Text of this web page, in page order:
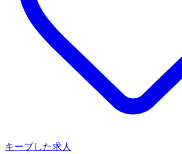
キープした求人